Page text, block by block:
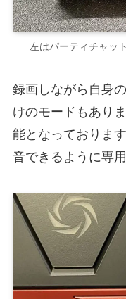
左はパーティチャッ
録画しながら自身
けのモードもあり
能となっておりま
音できるように専